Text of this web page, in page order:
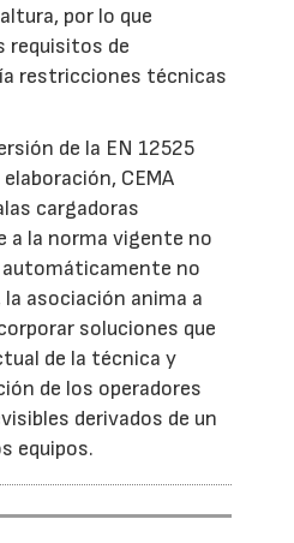
por lo que
requisitos de
restricciones técnicas
de la EN 12525
CEMA
cargadoras
a la norma vigente no
automáticamente no
asociación anima a
soluciones que
de la técnica y
de los operadores
derivados de un
equipos.